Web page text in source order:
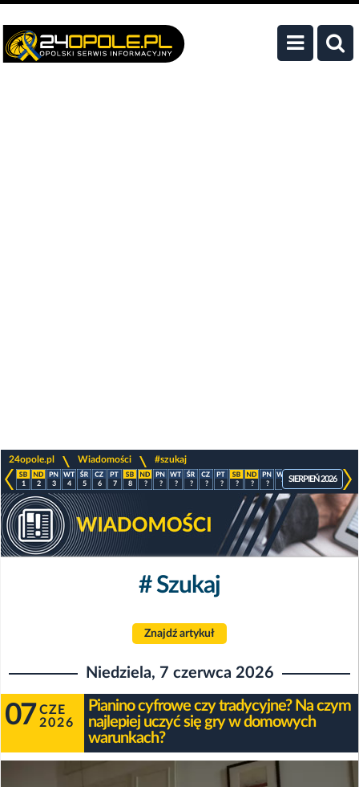
24opole.pl Wiadomości #szukaj
1 2 3 4 5 6 7 8 ? ? ? ? ? ? ? ? ? ? ? ? ?
SIERPIEŃ 2026
# Szukaj
Znajdź artykuł
Niedziela, 7 czerwca 2026
07 CZE
2026
Pianino cyfrowe czy tradycyjne? Na czym
najlepiej uczyć się gry w domowych
warunkach?